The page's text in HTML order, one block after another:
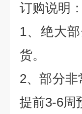
订购说明：
1、绝大
货。
2、部分
提前3-6周